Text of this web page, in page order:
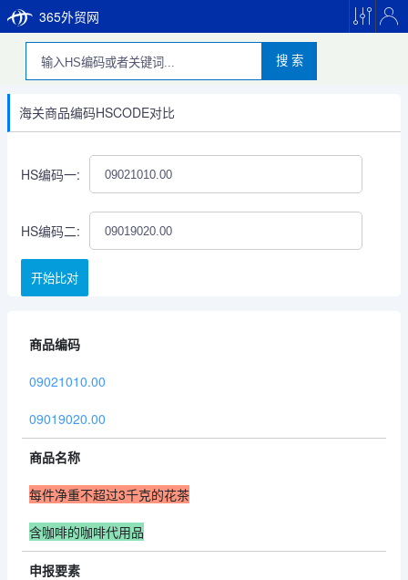
365外贸网
搜 索
海关商品编码HSCODE对比
HS编码一:
HS编码二:
开始比对
商品编码
09021010.00
09019020.00
商品名称
每件净重不超过3千克的花茶
含咖啡的咖啡代用品
申报要素